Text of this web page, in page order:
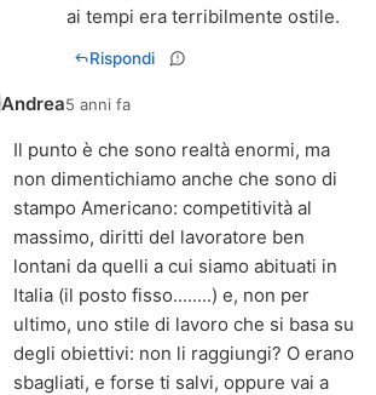
ai tempi era terribilmente ostile.
Rispondi
Andrea5 anni fa
Il punto è che sono realtà enormi, ma
non dimentichiamo anche che sono di
stampo Americano: competitività al
massimo, diritti del lavoratore ben
lontani da quelli a cui siamo abituati in
Italia (il posto fisso........) e, non per
ultimo, uno stile di lavoro che si basa su
degli obiettivi: non li raggiungi? O erano
sbagliati, e forse ti salvi, oppure vai a